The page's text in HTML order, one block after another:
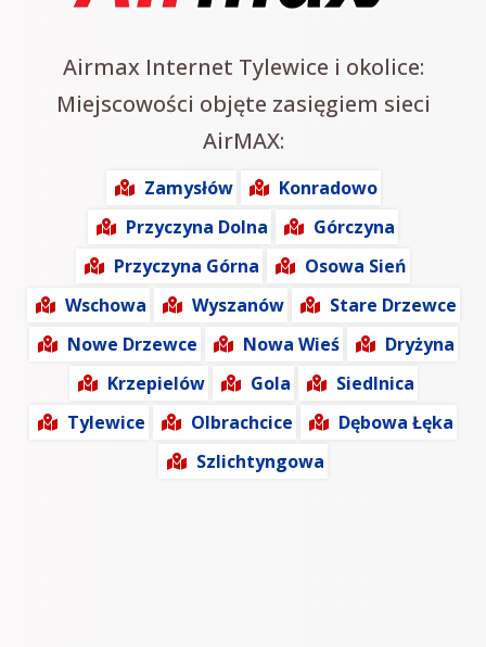
Airmax Internet Tylewice i okolice:
Miejscowości objęte zasięgiem sieci
AirMAX:
Zamysłów
Konradowo
Przyczyna Dolna
Górczyna
Przyczyna Górna
Osowa Sień
Wschowa
Wyszanów
Stare Drzewce
Nowe Drzewce
Nowa Wieś
Dryżyna
Krzepielów
Gola
Siedlnica
Tylewice
Olbrachcice
Dębowa Łęka
Szlichtyngowa